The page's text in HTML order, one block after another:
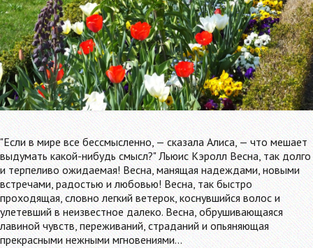
"Если в мире все бессмысленно, — сказала Алиса, — что мешает
выдумать какой-нибудь смысл?" Льюис Кэролл Весна, так долго
и терпеливо ожидаемая! Весна, манящая надеждами, новыми
встречами, радостью и любовью! Весна, так быстро
проходящая, словно легкий ветерок, коснувшийся волос и
улетевший в неизвестное далеко. Весна, обрушивающаяся
лавиной чувств, переживаний, страданий и опьяняющая
прекрасными нежными мгновениями…